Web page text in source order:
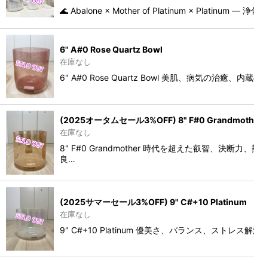
🌊 Abalone × Mother of Platinum × Platinum ― 浄
6" A#0 Rose Quartz Bowl
在庫なし
6" A#0 Rose Quartz Bowl 美肌、病気の治癒、内
(2025オータムセール3%OFF) 8" F#0
在庫なし
8" F#0 Grandmother 時代を超えた叡智、決断力、
良…
(2025サマーセール3%OFF) 9" C#+10 Platinum
在庫なし
9" C#+10 Platinum 優美さ、バランス、ストレス